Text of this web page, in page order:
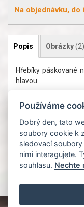
Na objednávku, do
Popis Obrázky(2)
Hřebíky páskované
hlavou.
V krabici je 4000 ks.
Univerzální použití
beden, obalů, palet
Tyto hřebíky se
PSN100.1
Používáme
Dobrý den, tato
soubory cookie k
sledovací
nimi interagujete.
souhlasu. Nechte